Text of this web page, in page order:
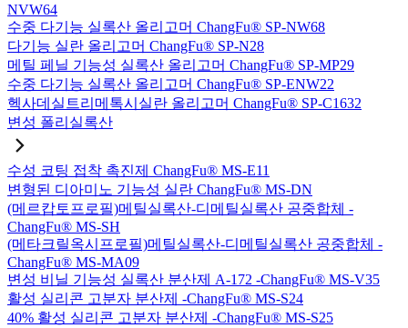
NVW64
수중 다기능 실록산 올리고머 ChangFu® SP-NW68
다기능 실란 올리고머 ChangFu® SP-N28
메틸 페닐 기능성 실록산 올리고머 ChangFu® SP-MP29
수중 다기능 실록산 올리고머 ChangFu® SP-ENW22
헥사데실트리메톡시실란 올리고머 ChangFu® SP-C1632
변성 폴리실록산
수성 코팅 접착 촉진제 ChangFu® MS-E11
변형된 디아미노 기능성 실란 ChangFu® MS-DN
(메르캅토프로필)메틸실록산-디메틸실록산 공중합체 -
ChangFu® MS-SH
(메타크릴옥시프로필)메틸실록산-디메틸실록산 공중합체 -
ChangFu® MS-MA09
변성 비닐 기능성 실록산 분산제 A-172 -ChangFu® MS-V35
활성 실리콘 고분자 분산제 -ChangFu® MS-S24
40% 활성 실리콘 고분자 분산제 -ChangFu® MS-S25